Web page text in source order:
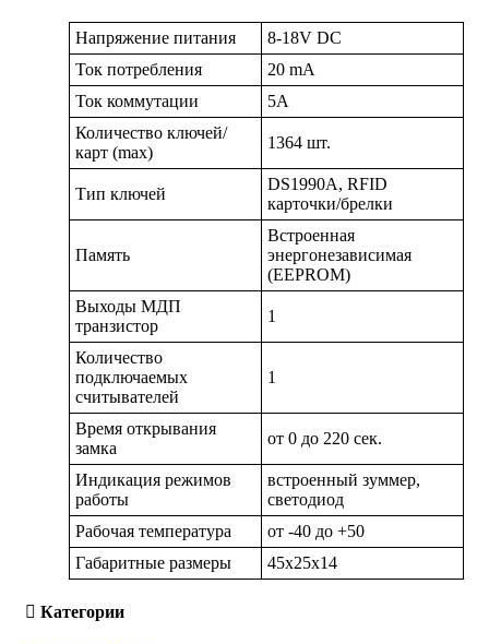
Напряжение питания
8-18V DC
Ток потребления
20 mA
Ток коммутации
5А
Количество ключей/
карт (max)
1364 шт.
Тип ключей
DS1990A, RFID
карточки/брелки
Память
Встроенная
энергонезависимая
(EEPROM)
Выходы МДП
транзистор
1
Количество
подключаемых
считывателей
1
Время открывания
замка
от 0 до 220 cек.
Индикация режимов
работы
встроенный зуммер,
светодиод
Рабочая температура
от -40 до +50
Габаритные размеры
45х25х14
Категории